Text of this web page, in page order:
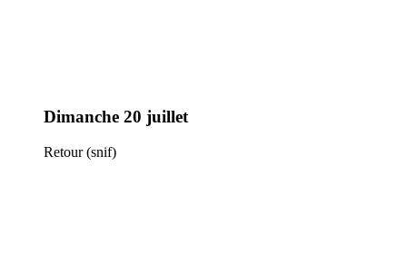
Dimanche 20 juillet
Retour (snif)